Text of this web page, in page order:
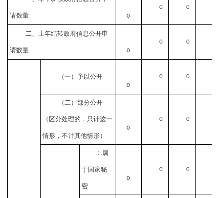
请数量 0
0 0
二、上年结转政府信息公开申
请数量 0
0 0
（一）予以公开
0
0 0
（二）部分公开
（区分处理的，只计这一
情形，不计其他情形）
0
0 0
1.属
于国家秘
密
0
0 0